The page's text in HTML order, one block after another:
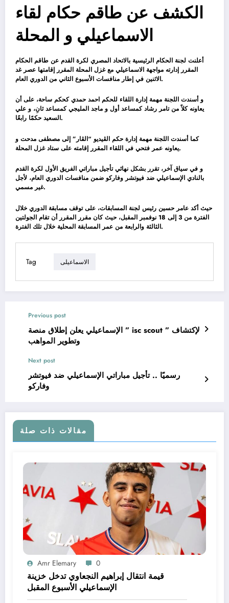
الكشف عن طاقم حكام لقاء
الاسماعيلي و المحلة
أعلنت لجنة الحكام الرئيسية بالاتحاد المصري لكرة القدم عن طاقم الحكام
المقرر إدارته مواجهة الاسماعيلي مع غزل المحلة المقرر إقامتها عصر غد
الاثنين في إطار منافسات الأسبوع الثاني من الدوري العام.
و أسندت اللجنة مهمة إدارة اللقاء للحكم احمد حمدي كحكم ساحة، على أن
يعاونه كلاً من تامر رشاد كمساعد أول و ماجد المليجي كمساعد ثانِ، و علي
السعيد حكمًا رابعًا.
كما أسندت اللجنة مهمة إدارة حكم الڤيديو “الڤار” إلى مصطفى مدحت و
يعاونه عمر فتحي في اللقاء المقرر إقامته على ستاد غزل المحلة.
و في سياق آخر، تقرر بشكل نهائي تأجيل مباراتي الفريق الأول لكرة القدم
بالنادي الإسماعيلي ضد فيوتشر وفاركو ضمن منافسات الدوري العام، لأجل
غير مسمي.
حيث أكد عامر حسين رئيس لجنة المسابقات، على توقف مسابقة الدوري خلال
الفترة من 3 إلى 18 نوفمبر المقبل، حيث كان مقرر المقرر أن تقام الجولتين
الثالثة والرابعة من عمر المسابقة المحلية خلال تلك الفترة.
Tag الاسماعيلى
Previous post
الإسماعيلي يعلن إطلاق منصة ” isc scout ” لإكتشاف
وتطوير المواهب
Next post
رسميًا .. تأجيل مباراتي الإسماعيلي ضد فيوتشر
وفاركو
مقالات ذات صلة
Amr Elemary 0
قيمة انتقال إبراهيم النجعاوي تدخل خزينة
الإسماعيلي الأسبوع المقبل